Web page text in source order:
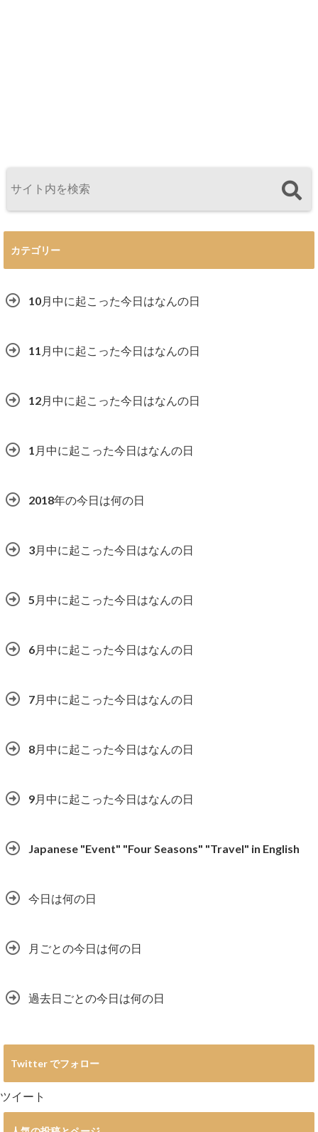
カテゴリー
10月中に起こった今日はなんの日
11月中に起こった今日はなんの日
12月中に起こった今日はなんの日
1月中に起こった今日はなんの日
2018年の今日は何の日
3月中に起こった今日はなんの日
5月中に起こった今日はなんの日
6月中に起こった今日はなんの日
7月中に起こった今日はなんの日
8月中に起こった今日はなんの日
9月中に起こった今日はなんの日
Japanese "Event" "Four Seasons" "Travel" in English
今日は何の日
月ごとの今日は何の日
過去日ごとの今日は何の日
Twitter でフォロー
ツイート